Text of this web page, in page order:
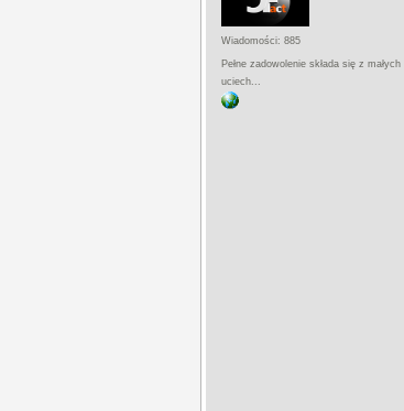
Wiadomości: 885
Pełne zadowolenie składa się z małych
uciech...